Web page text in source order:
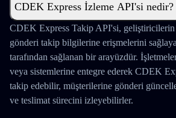
CDEK Express İzleme API'si nedir?
CDEK Express Takip API'si, geliştiricilerin
gönderi takip bilgilerine erişmelerini
tarafından sağlanan bir arayüzdür.
veya sistemlerine entegre ederek CDEK
takip edebilir, müşterilerine gönderi
ve teslimat sürecini izleyebilirler.